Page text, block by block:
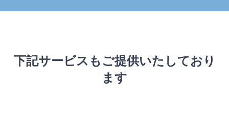
下記サービスもご提供いたしており
ます